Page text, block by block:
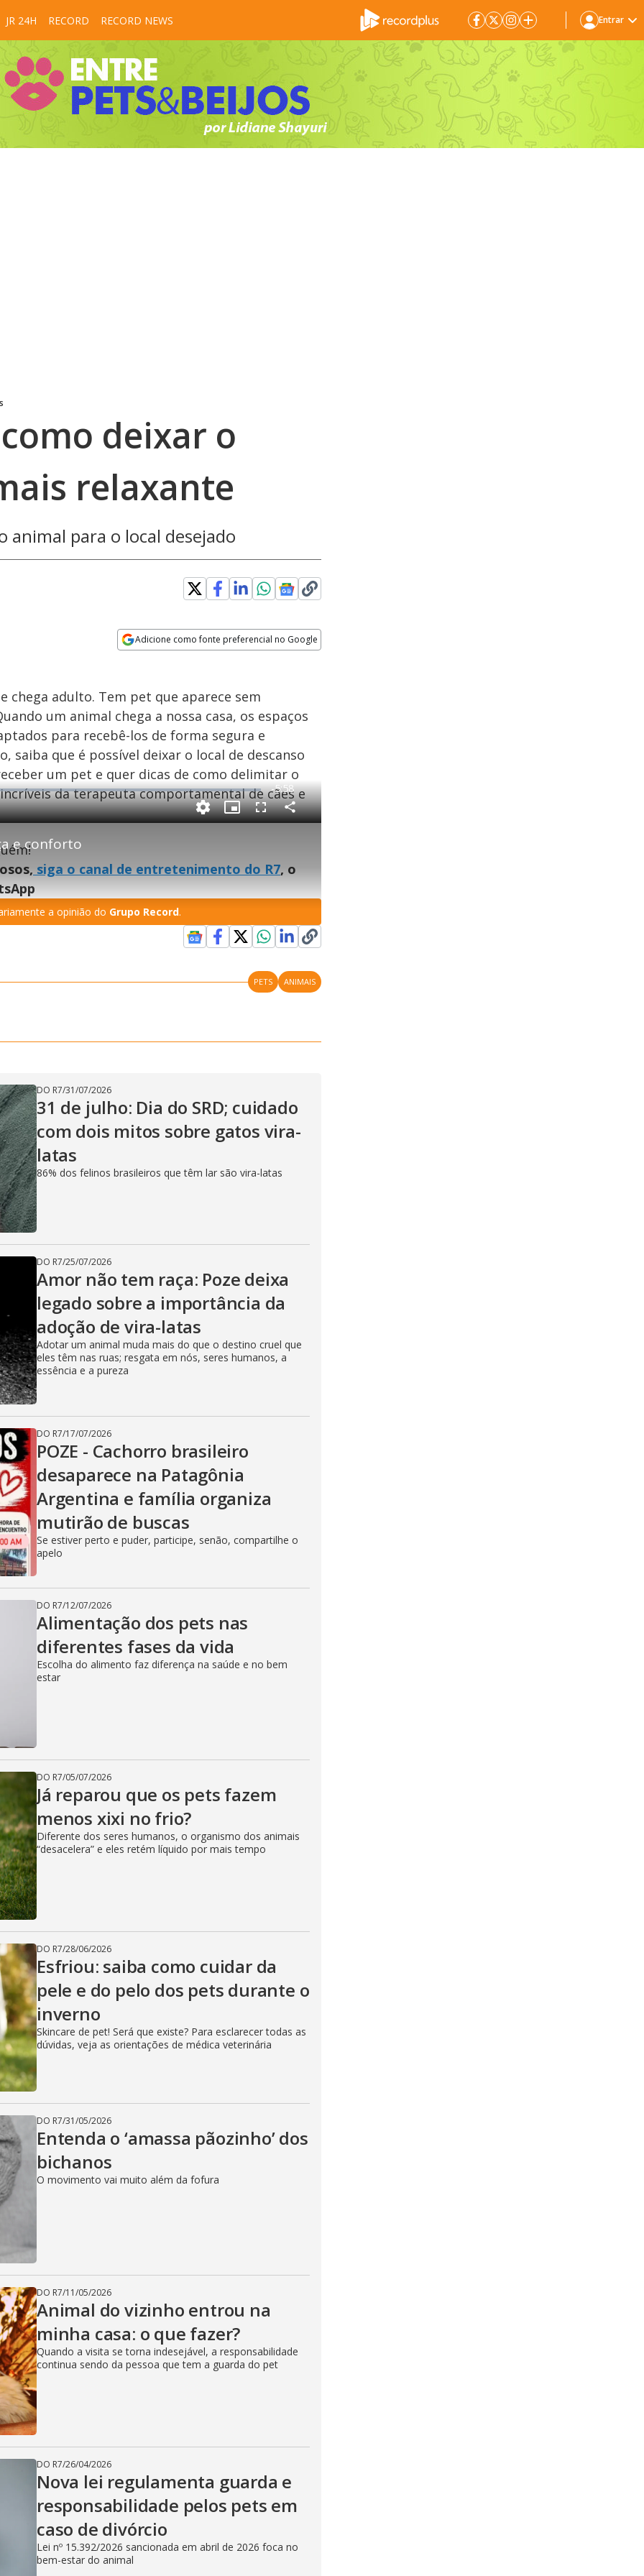
JR 24H RECORD RECORD NEWS Entrar
deixar o
relaxante
animal para o local desejado
Adicione como fonte preferencial no Google
adulto. Tem pet que aparece sem
um animal chega a nossa casa, os espaços
para recebê-los de forma segura e
saiba que é possível deixar o local de descanso
um pet e quer dicas de como delimitar o
da terapeuta comportamental de cães e
P
l
a
y
V
i
d
e
o
e conforto
R
e
m
n
i
g
T
i
m
-5:58
l
c
i
d
P
i
-
i
P
u
r
e
F
u
e
C
o
i
l
r
siga o canal de entretenimento do R7, o
a opinião do Grupo Record.
PETS ANIMAIS
DO R7/31/07/2026
31 de julho: Dia do SRD; cuidado
com dois mitos sobre gatos vira-
latas
86% dos felinos brasileiros que têm lar são vira-latas
DO R7/25/07/2026
Amor não tem raça: Poze deixa
legado sobre a importância da
adoção de vira-latas
Adotar um animal muda mais do que o destino cruel que
eles têm nas ruas; resgata em nós, seres humanos, a
essência e a pureza
DO R7/17/07/2026
POZE - Cachorro brasileiro
desaparece na Patagônia
Argentina e família organiza
mutirão de buscas
Se estiver perto e puder, participe, senão, compartilhe o
apelo
DO R7/12/07/2026
Alimentação dos pets nas
diferentes fases da vida
Escolha do alimento faz diferença na saúde e no bem
estar
DO R7/05/07/2026
Já reparou que os pets fazem
menos xixi no frio?
Diferente dos seres humanos, o organismo dos animais
“desacelera” e eles retém líquido por mais tempo
DO R7/28/06/2026
Esfriou: saiba como cuidar da
pele e do pelo dos pets durante o
inverno
Skincare de pet! Será que existe? Para esclarecer todas as
dúvidas, veja as orientações de médica veterinária
DO R7/31/05/2026
Entenda o ‘amassa pãozinho’ dos
bichanos
O movimento vai muito além da fofura
DO R7/11/05/2026
Animal do vizinho entrou na
minha casa: o que fazer?
Quando a visita se torna indesejável, a responsabilidade
continua sendo da pessoa que tem a guarda do pet
DO R7/26/04/2026
Nova lei regulamenta guarda e
responsabilidade pelos pets em
caso de divórcio
Lei nº 15.392/2026 sancionada em abril de 2026 foca no
bem-estar do animal